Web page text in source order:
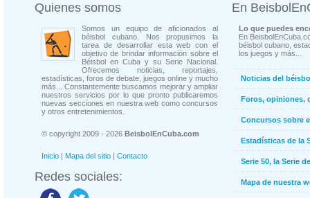
Quienes somos
Somos un equipo de aficionados al
béisbol cubano. Nos propusimos la
tarea de desarrollar esta web con el
objetivo de brindar información sobre el
Béisbol en Cuba y su Serie Nacional.
Ofrecemos noticias, reportajes,
estadísticas, foros de debate, juegos online y mucho
más... Constantemente buscamos mejorar y ampliar
nuestros servicios por lo que pronto publicaremos
nuevas secciones en nuestra web como concursos
y otros entretenimientos.
© copyright 2009 - 2026 BeisbolEnCuba.com
Inicio | Mapa del sitio | Contacto
Redes sociales:
En
Lo que puedes
En
béisbol cubano,
los juegos y más...
Noticias del
Foros, opiniones,
Concursos sobre
Estadísticas de la
Serie 50, la Serie
Mapa de nuestra